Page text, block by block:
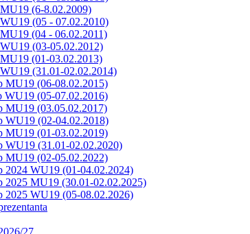
(6-8.02.2009)
(05 - 07.02.2010)
(04 - 06.02.2011)
(03-05.02.2012)
(01-03.02.2013)
(31.01-02.02.2014)
MU19 (06-08.02.2015)
WU19 (05-07.02.2016)
MU19 (03.05.02.2017)
WU19 (02-04.02.2018)
MU19 (01-03.02.2019)
WU19 (31.01-02.02.2020)
MU19 (02-05.02.2022)
2024 WU19 (01-04.02.2024)
2025 MU19 (30.01-02.02.2025)
2025 WU19 (05-08.02.2026)
27